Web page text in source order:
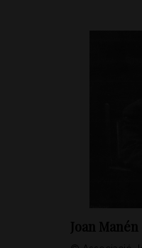
Joan Manén